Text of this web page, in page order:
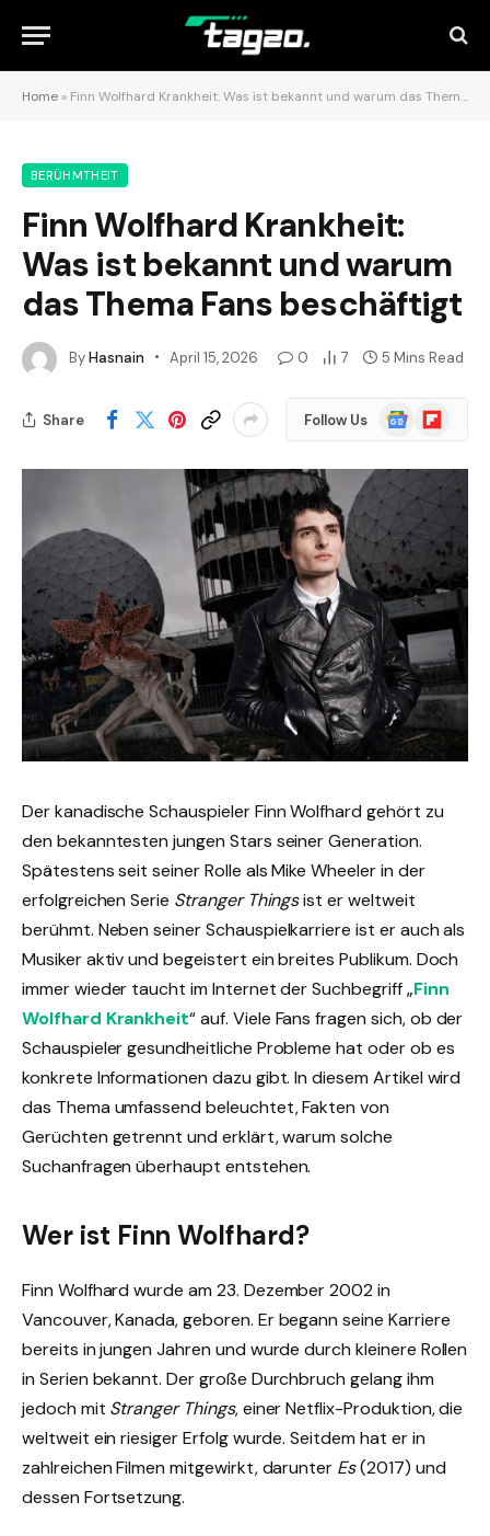
Home » Finn Wolfhard Krankheit: Was ist bekannt und warum das Thema Fans beschäftigt
BERÜHMTHEIT
Finn Wolfhard Krankheit:
Was ist bekannt und warum
das Thema Fans beschäftigt
ByHasnain April 15, 2026 0 7 5 Mins Read
Share Follow Us
Google
News
Flipboard
Der kanadische Schauspieler Finn Wolfhard gehört zu
den bekanntesten jungen Stars seiner Generation.
Spätestens seit seiner Rolle als Mike Wheeler in der
erfolgreichen Serie Stranger Thingsist er weltweit
berühmt. Neben seiner Schauspielkarriere ist er auch als
Musiker aktiv und begeistert ein breites Publikum. Doch
immer wieder taucht im Internet der Suchbegriff „Finn
Wolfhard Krankheit“ auf. Viele Fans fragen sich, ob der
Schauspieler gesundheitliche Probleme hat oder ob es
konkrete Informationen dazu gibt. In diesem Artikel wird
das Thema umfassend beleuchtet, Fakten von
Gerüchten getrennt und erklärt, warum solche
Suchanfragen überhaupt entstehen.
Wer ist Finn Wolfhard?
Finn Wolfhard wurde am 23. Dezember 2002 in
Vancouver, Kanada, geboren. Er begann seine Karriere
bereits in jungen Jahren und wurde durch kleinere Rollen
in Serien bekannt. Der große Durchbruch gelang ihm
jedoch mit Stranger Things, einer Netflix-Produktion, die
weltweit ein riesiger Erfolg wurde. Seitdem hat er in
zahlreichen Filmen mitgewirkt, darunter Es(2017) und
dessen Fortsetzung.